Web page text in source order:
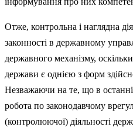
Отже, контрольна і наглядна
законності в державному
державного механізму,
держави є однією з форм
Незважаючи на те, що в
робота по законодавчому
(контролюючої) діяльності